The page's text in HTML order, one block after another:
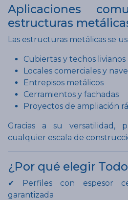
Aplicaciones
estructuras
Las estructuras metálicas se
Cubiertas y techos livianos
Locales comerciales y
Entrepisos metálicos
Cerramientos y fachadas
Proyectos de ampliación
Gracias a su versatilidad,
cualquier escala de
¿Por qué elegir
✔ Perfiles con espesor
garantizada